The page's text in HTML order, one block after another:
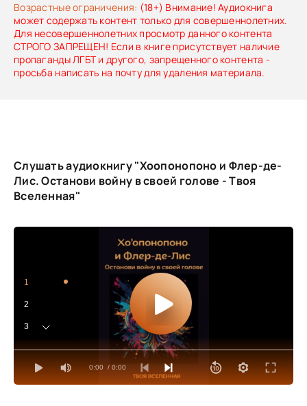
Возрастные ограничения: (18+) Внимание! Аудиокнига
может содержать контент только для совершеннолетних.
Для несовершеннолетних просмотр данного контента
СТРОГО ЗАПРЕЩЕН! Если в книге присутствует наличие
пропаганды ЛГБТ и другого, запрещенного контента -
просьба написать на почту для удаления материала.
Слушать аудиокнигу "Хоопонопоно и Флер-де-
Лис. Останови войну в своей голове - Твоя
Вселенная"
0:00 / 0:00
1
2
3
4